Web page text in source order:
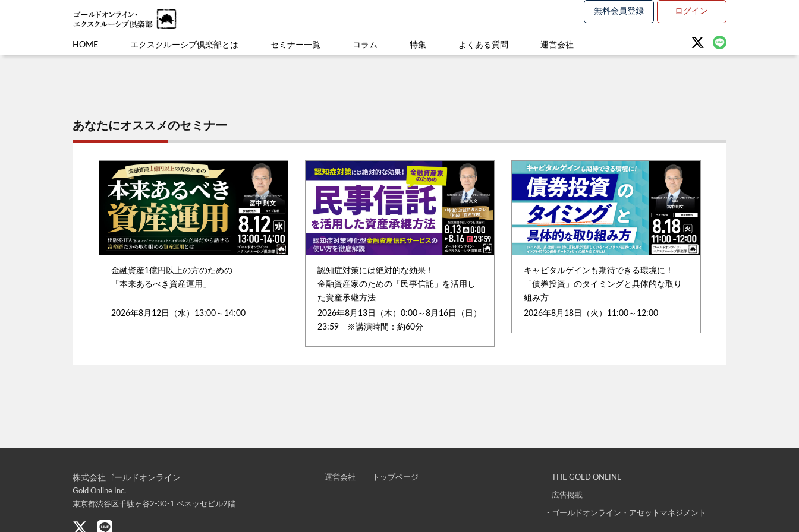
無料会員登録 ログイン
HOME エクスクルーシブ倶楽部とは セミナー一覧 コラム 特集 よくある質問 運営会社
あなたにオススメのセミナー
金融資産1億円以上の方のための
「本来あるべき資産運用」
2026年8月12日（水）13:00～14:00
認知症対策には絶対的な効果！
金融資産家のための「民事信託」を活用し
た資産承継方法
2026年8月13日（木）0:00～8月16日（日）
23:59 ※講演時間：約60分
キャピタルゲインも期待できる環境に！
「債券投資」のタイミングと具体的な取り
組み方
2026年8月18日（火）11:00～12:00
株式会社ゴールドオンライン
Gold Online Inc.
東京都渋谷区千駄ヶ谷2-30-1 ベネッセビル2階
運営会社 - トップページ - THE GOLD ONLINE
- 広告掲載
- ゴールドオンライン・アセットマネジメント